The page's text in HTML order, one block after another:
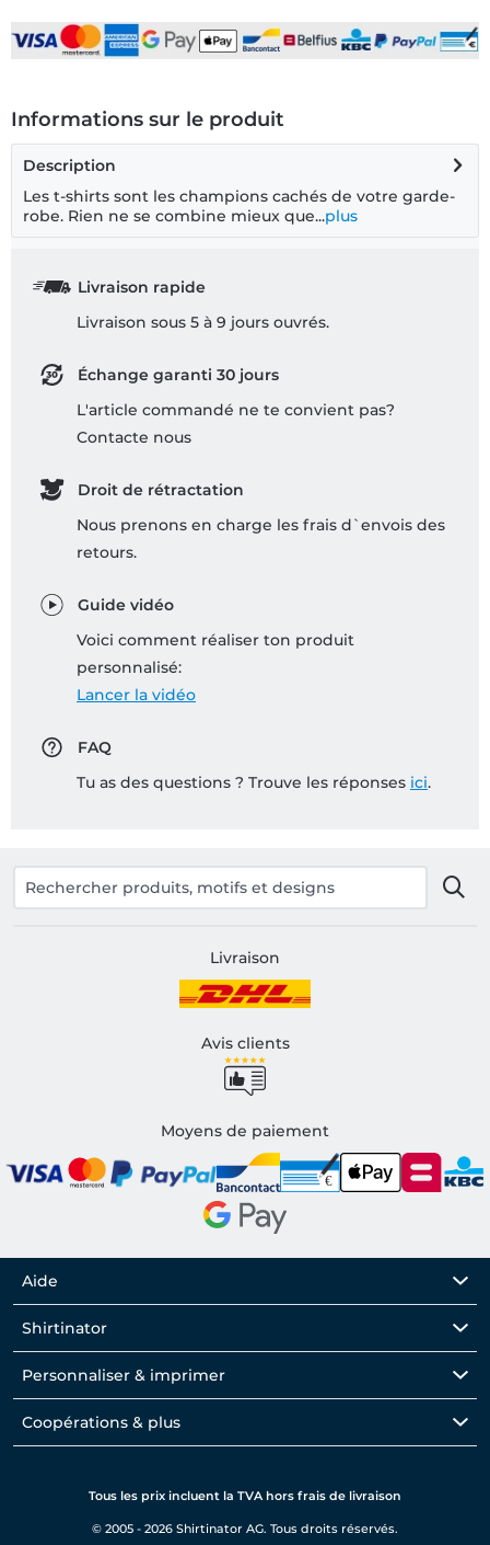
Informations sur le produit
Description
Les t-shirts sont les champions cachés de votre garde-
robe. Rien ne se combine mieux que...plus
Livraison rapide
Livraison sous 5 à 9 jours ouvrés.
Échange garanti 30 jours
L'article commandé ne te convient pas?
Contacte nous
Droit de rétractation
Nous prenons en charge les frais d`envois des
retours.
Guide vidéo
Voici comment réaliser ton produit
personnalisé:
Lancer la vidéo
FAQ
Tu as des questions ? Trouve les réponses ici.
Livraison
Avis clients
Moyens de paiement
Aide
Shirtinator
Personnaliser & imprimer
Coopérations & plus
Tous les prix incluent la TVA hors frais de livraison
© 2005 - 2026 Shirtinator AG. Tous droits réservés.